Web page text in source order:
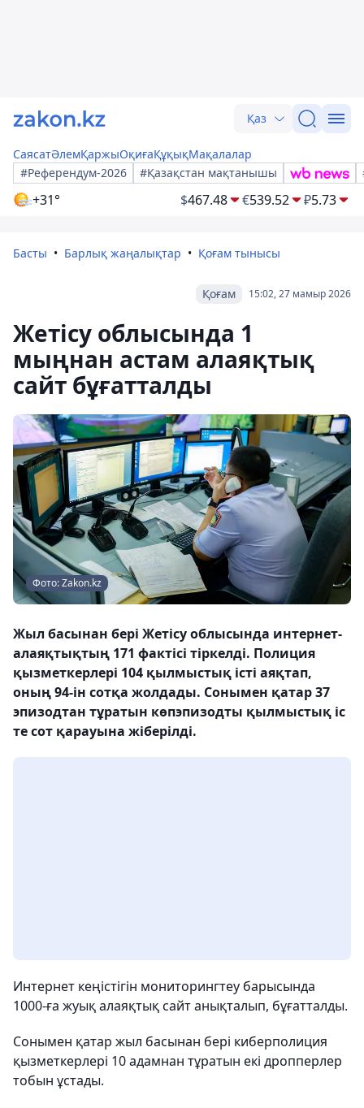
Қаз
СаясатӘлемҚаржыОқиғаҚұқықМақалалар
#Референдум-2026
#Қазақстан мақтанышы
+31° $467.48 €539.52 ₽5.73
Басты Барлық жаңалықтар Қоғам тынысы
15:02, 27 мамыр 2026
Қоғам
Жетісу облысында 1
мыңнан астам алаяқтық
сайт бұғатталды
Фото: Zakon.kz
Жыл басынан бері Жетісу облысында интернет-
алаяқтықтың 171 фактісі тіркелді. Полиция
қызметкерлері 104 қылмыстық істі аяқтап,
оның 94-ін сотқа жолдады. Сонымен қатар 37
эпизодтан тұратын көпэпизодты қылмыстық іс
те сот қарауына жіберілді.
Интернет кеңістігін мониторингтеу барысында
1000-ға жуық алаяқтық сайт анықталып, бұғатталды.
Сонымен қатар жыл басынан бері киберполиция
қызметкерлері 10 адамнан тұратын екі дропперлер
тобын ұстады.